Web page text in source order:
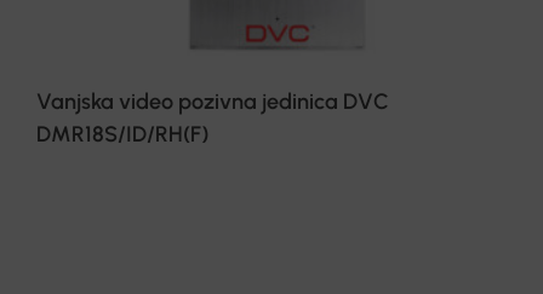
Vanjska video pozivna jedinica DVC
DMR18S/ID/RH(F)